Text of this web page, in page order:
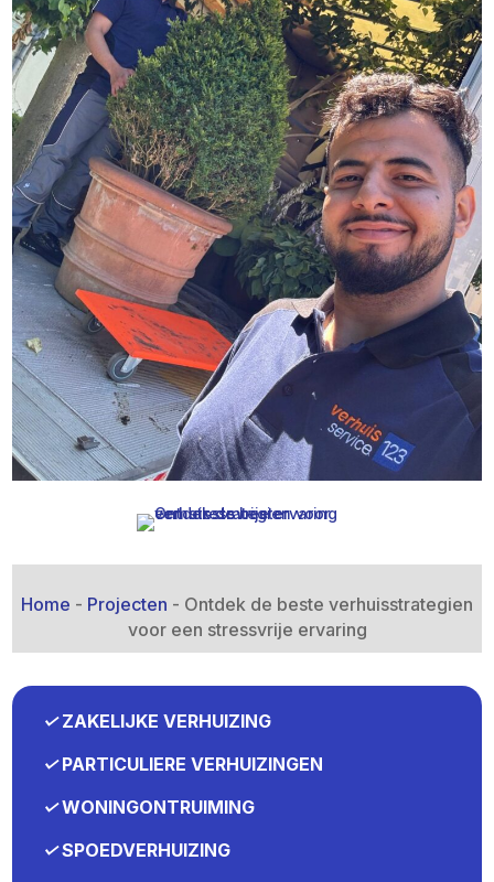
Home - Projecten - Ontdek de beste verhuisstrategien
voor een stressvrije ervaring
✓ZAKELIJKE VERHUIZING
✓PARTICULIERE VERHUIZINGEN
✓WONINGONTRUIMING
✓SPOEDVERHUIZING